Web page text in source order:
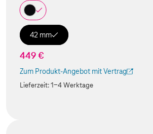
42 mm
449 €
Zum Produkt-Angebot mit Vertrag
(Der Link wird in einem neuen Tab geöffnet)
Lieferzeit:1-4 Werktage